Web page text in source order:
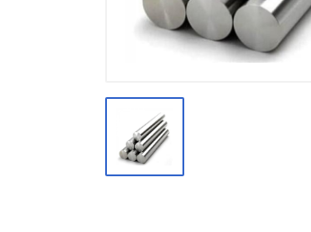
Нержавеющий металлопрокат
метизы
Оцинкованный металлопрокат
Запорная арматура